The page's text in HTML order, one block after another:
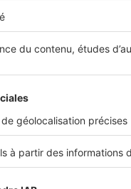
procédure légale afin
de contentieuxet
vos démarches.
il est également
, afin d’être
endommagé votre